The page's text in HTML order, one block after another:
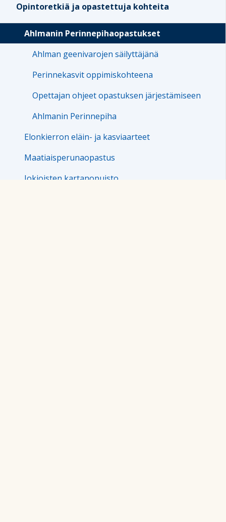
Opintoretkiä ja opastettuja kohteita
Ahlmanin Perinnepihaopastukset
Ahlman geenivarojen säilyttäjänä
Perinnekasvit oppimiskohteena
Opettajan ohjeet opastuksen järjestämiseen
Ahlmanin Perinnepiha
Elonkierron eläin- ja kasviaarteet
Maatiaisperunaopastus
Jokioisten kartanopuisto